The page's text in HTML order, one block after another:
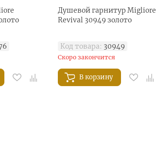
Душевой гарнитур Migliore
Revival 30949 золото
Код товара: 30949
Скоро закончится
В корзину